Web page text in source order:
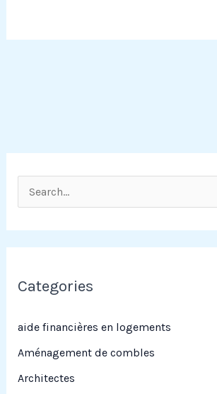
e
c
c
Categories
aide financières en logements
Aménagement de combles
Architectes